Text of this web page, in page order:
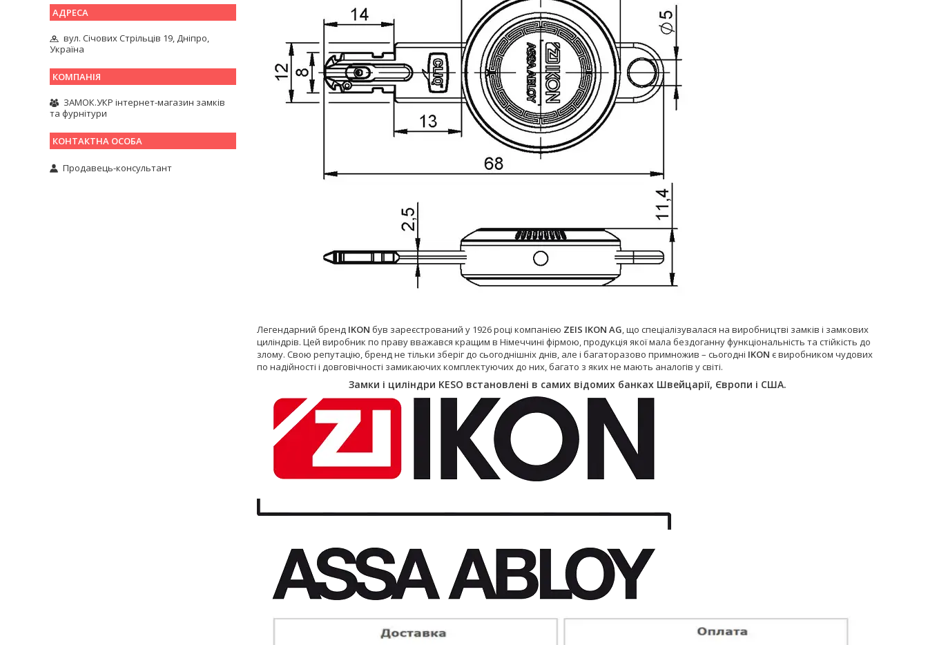
Легендарний бренд IKON був зареєстрований у 1926 році компанією ZEIS IKON AG , що спеціалізувалася на виробництві замків і замкових
циліндрів. Цей виробник по праву вважався кращим в Німеччині фірмою, продукція якої мала бездоганну функціональність та стійкість до
злому. Свою репутацію, бренд не тільки зберіг до сьогоднішніх днів, але і багаторазово примножив – сьогодні IKON є виробником чудових
по надійності і довговічності замикаючих комплектуючих до них, багато з яких не мають аналогів у світі.
Замки і циліндри KESO встановлені в самих відомих банках Швейцарії, Європи і США.
вул. Січових Стрільців 19, Дніпро,
Україна
ЗАМОК.УКР інтернет-магазин замків
та фурнітури
Продавець-консультант